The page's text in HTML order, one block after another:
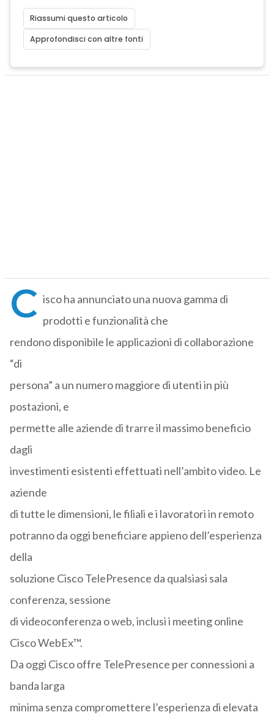
Riassumi questo articolo
Approfondisci con altre fonti
C isco ha annunciato una nuova gamma di
prodotti e funzionalità che
rendono disponibile le applicazioni di collaborazione
“di
persona” a un numero maggiore di utenti in più
postazioni, e
permette alle aziende di trarre il massimo beneficio
dagli
investimenti esistenti effettuati nell’ambito video. Le
aziende
di tutte le dimensioni, le filiali e i lavoratori in remoto
potranno da oggi beneficiare appieno dell’esperienza
della
soluzione Cisco TelePresence da qualsiasi sala
conferenza, sessione
di videoconferenza o web, inclusi i meeting online
Cisco WebEx™.
Da oggi Cisco offre TelePresence per connessioni a
banda larga
minima senza compromettere l’esperienza di elevata